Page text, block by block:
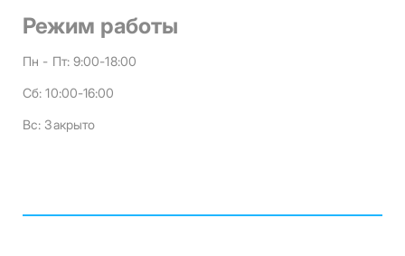
Режим работы
Пн - Пт: 9:00-18:00
Сб:10:00-16:00
Вс:Закрыто